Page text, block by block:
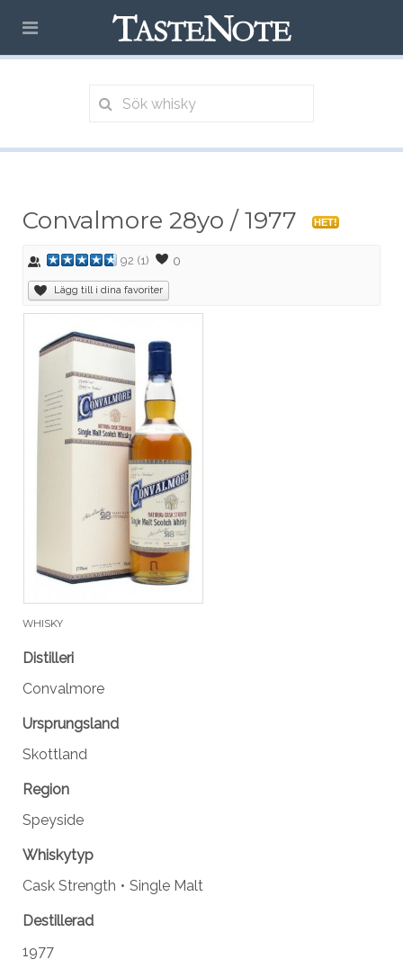
Convalmore 28yo / 1977 HET!
92 (1) 0
Lägg till i dina favoriter
WHISKY
Distilleri
Convalmore
Ursprungsland
Skottland
Region
Speyside
Whiskytyp
Cask Strength
Single Malt
Destillerad
1977